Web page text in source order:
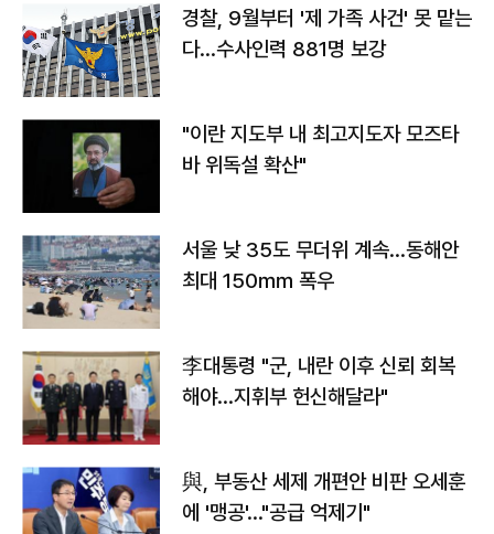
경찰, 9월부터 '제 가족 사건' 못 맡는
다…수사인력 881명 보강
"이란 지도부 내 최고지도자 모즈타
바 위독설 확산"
서울 낮 35도 무더위 계속…동해안
최대 150㎜ 폭우
李대통령 "군, 내란 이후 신뢰 회복
해야…지휘부 헌신해달라"
與, 부동산 세제 개편안 비판 오세훈
에 '맹공'…"공급 억제기"